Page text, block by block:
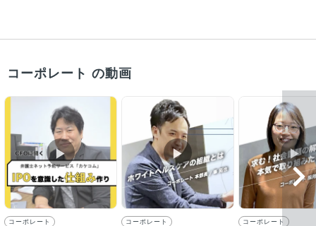
コーポレート の動画
▶︎
コーポレート
▶︎
コーポレート
▶︎
コーポレート